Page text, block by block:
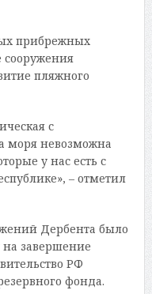
прибрежных
сооружения
пляжного
с
моря невозможна
у нас есть с
– отметил
Дербента было
на завершение
РФ
фонда.